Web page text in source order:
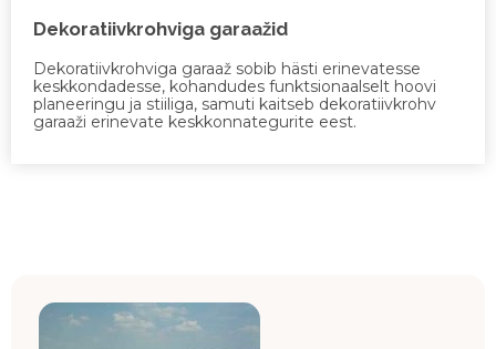
Dekoratiivkrohviga garaažid
Dekoratiivkrohviga garaaž sobib hästi erinevatesse
keskkondadesse, kohandudes funktsionaalselt hoovi
planeeringu ja stiiliga, samuti kaitseb dekoratiivkrohv
garaaži erinevate keskkonnategurite eest.